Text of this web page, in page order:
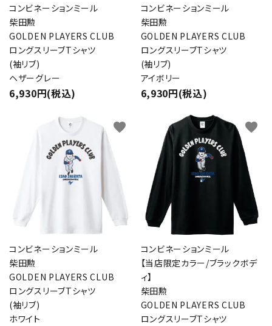
コンビネーションミール
柴田勲
GOLDEN PLAYERS CLUB
ロングスリーブTシャツ
(袖リブ)
ヘザーグレー
6,930円(税込)
コンビネーションミール
柴田勲
GOLDEN PLAYERS CLUB
ロングスリーブTシャツ
(袖リブ)
アイボリー
6,930円(税込)
コンビネーションミール
柴田勲
GOLDEN PLAYERS CLUB
ロングスリーブTシャツ
(袖リブ)
ホワイト
favorite
コンビネーションミール
【当店限定カラー/ブラックボデ
ィ】
柴田勲
GOLDEN PLAYERS CLUB
ロングスリーブTシャツ
favorite